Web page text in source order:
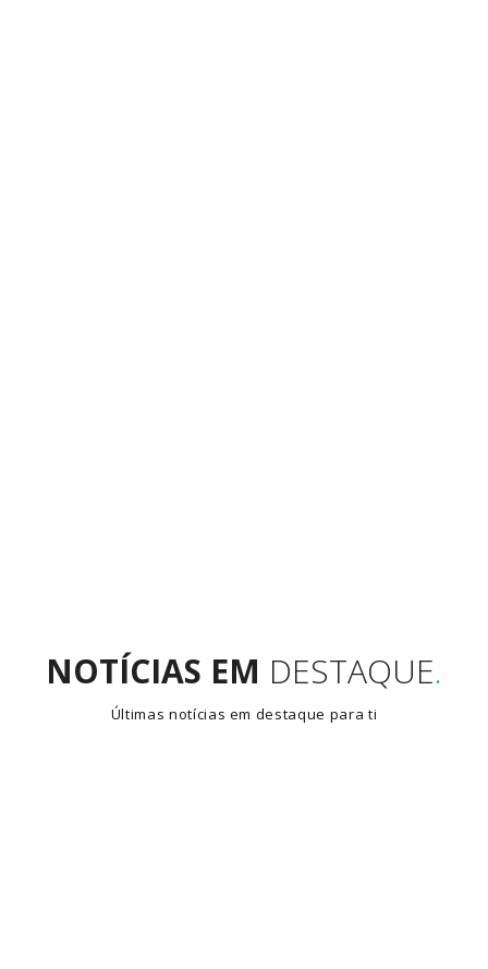
NOTÍCIAS EM DESTAQUE.
Últimas notícias em destaque para ti